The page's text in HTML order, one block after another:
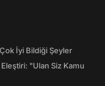
İyi Bildiği Şeyler
"Ulan Siz Kamu